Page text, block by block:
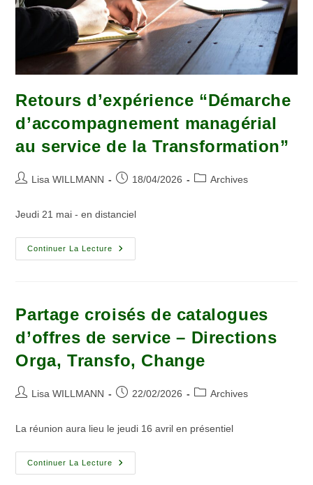
Retours d’expérience “Démarche
d’accompagnement managérial
au service de la Transformation”
Lisa WILLMANN 18/04/2026 Archives
Jeudi 21 mai - en distanciel
Continuer La Lecture
Partage croisés de catalogues
d’offres de service – Directions
Orga, Transfo, Change
Lisa WILLMANN 22/02/2026 Archives
La réunion aura lieu le jeudi 16 avril en présentiel
Continuer La Lecture